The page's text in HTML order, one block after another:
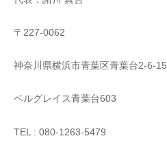
〒227-0062
神奈川県横浜市青葉区青葉台2-6-15
ベルグレイス青葉台603
TEL : 080-1263-5479